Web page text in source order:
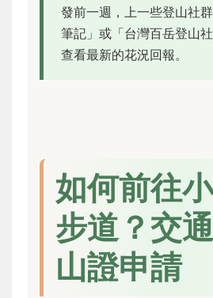
發前一週，上一些登山社
筆記」或「台灣百岳登山社
查看最新的花況回報。
如何前往
步道？交
山證申請